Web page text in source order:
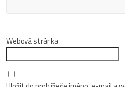
Webová stránka